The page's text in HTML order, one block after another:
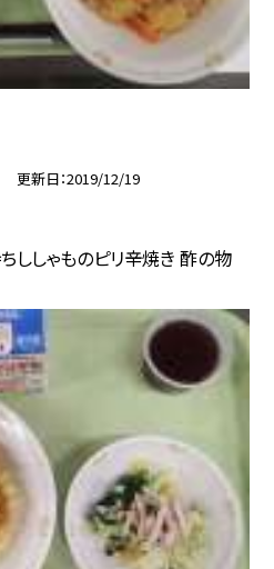
更新日 2019/12/19
ししゃものピリ辛焼き 酢の物